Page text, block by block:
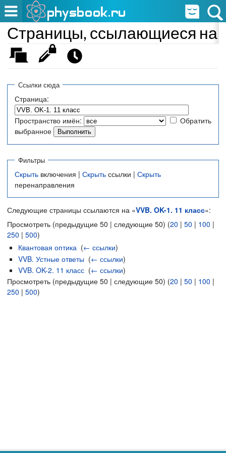
Страницы, ссылающиеся на
Ссылки сюда
Страница:
Пространство имён:
Обратить
выбранное
Фильтры
Скрыть включения | Скрыть ссылки | Скрыть
перенаправления
Следующие страницы ссылаются на «VVB. OK-1. 11 класс»:
Просмотреть (предыдущие 50 | следующие 50) (20 | 50 | 100 |
250 | 500)
Квантовая оптика (← ссылки)
VVB. Устные ответы (← ссылки)
VVB. OK-2. 11 класс (← ссылки)
Просмотреть (предыдущие 50 | следующие 50) (20 | 50 | 100 |
250 | 500)